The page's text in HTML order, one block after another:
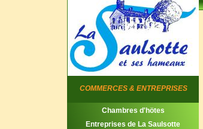
Chambres d'hötes
Entreprises de La Saulsotte
COMMERCES & ENTREPRISES